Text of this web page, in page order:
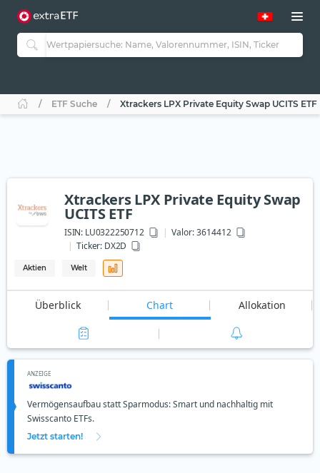
ETF Suche Xtrackers LPX Private Equity Swap UCITS ETF
Xtrackers LPX Private Equity Swap
UCITS ETF
ISIN: LU0322250712
Valor: 3614412
Ticker: DX2D
Aktien Welt
Überblick Chart Allokation
ANZEIGE
Vermögensaufbau statt Sparmodus: Smart und nachhaltig mit
Swisscanto ETFs.
Jetzt starten!